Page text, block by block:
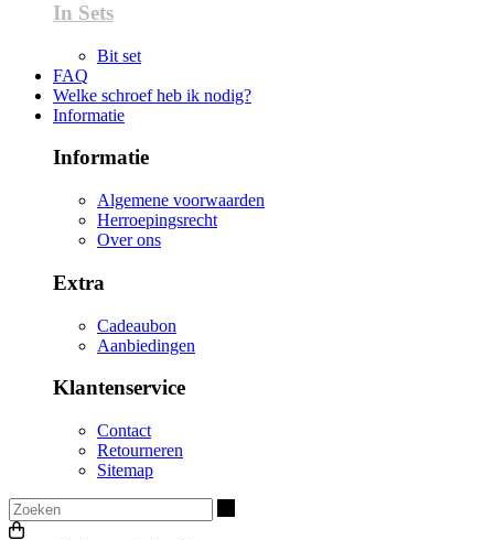
In Sets
Bit set
FAQ
Welke schroef heb ik nodig?
Informatie
Informatie
Algemene voorwaarden
Herroepingsrecht
Over ons
Extra
Cadeaubon
Aanbiedingen
Klantenservice
Contact
Retourneren
Sitemap